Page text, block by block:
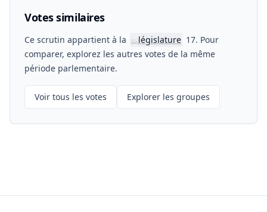
Votes similaires
Ce scrutin appartient à la 📖législature 17. Pour
comparer, explorez les autres votes de la même
période parlementaire.
Voir tous les votes Explorer les groupes